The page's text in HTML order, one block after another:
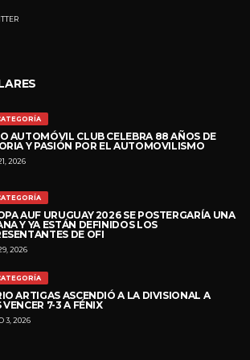
AUTOMÓVIL CLUB CELEBRA 88 AÑOS DE
Y PASIÓN POR EL AUTOMOVILISMO
2026
AUF URUGUAY 2026 SE POSTERGARÍA UNA
Y YA ESTÁN DEFINIDOS LOS
DE OFI
2026
ARTIGAS ASCENDIÓ A LA DIVISIONAL A
VENCER 7-3 A FÉNIX
3, 2026